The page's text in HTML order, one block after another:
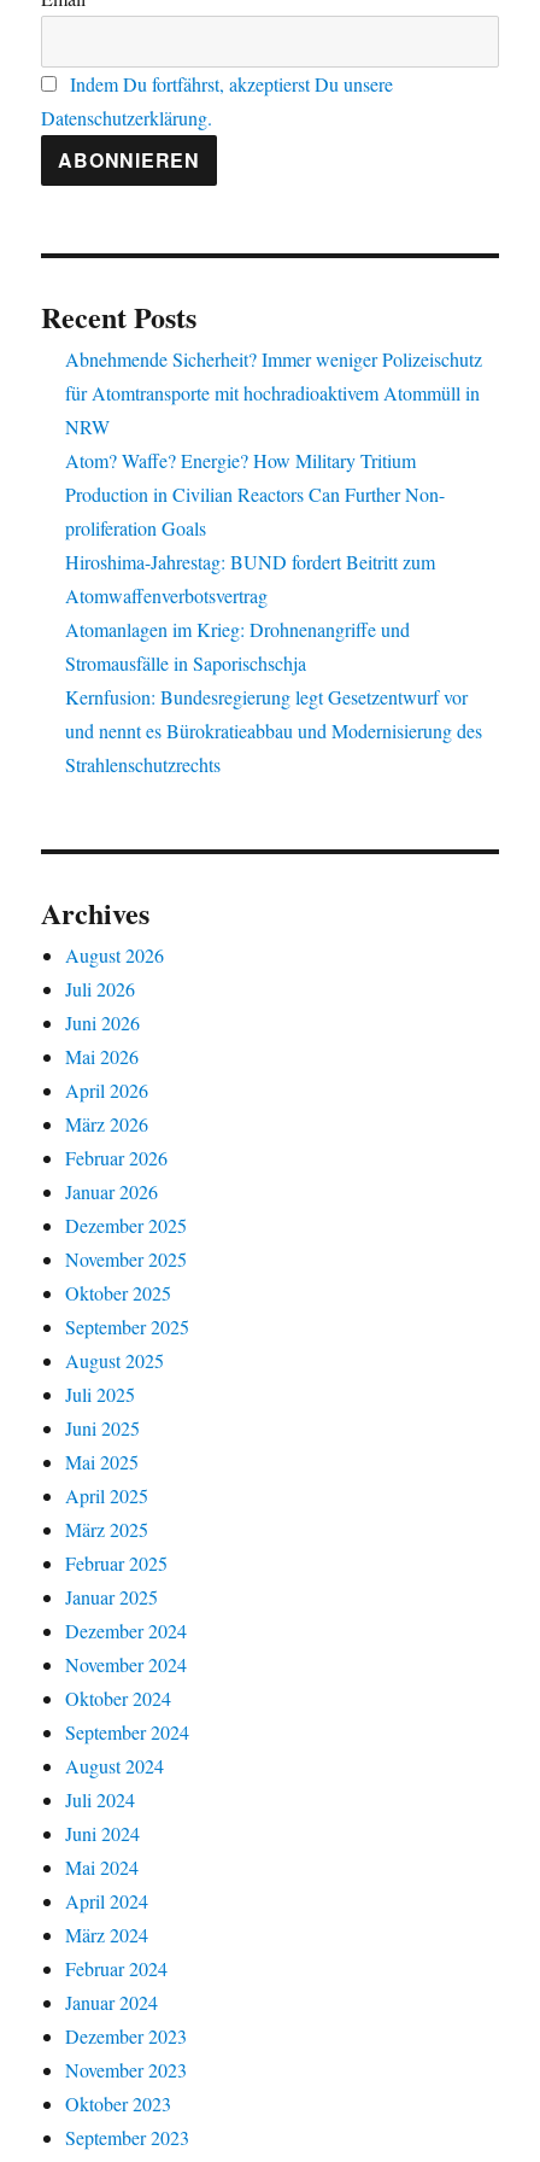
Indem Du fortfährst, akzeptierst Du unsere
Datenschutzerklärung.
Recent Posts
Abnehmende Sicherheit? Immer weniger Polizeischutz
für Atomtransporte mit hochradioaktivem Atommüll in
NRW
Atom? Waffe? Energie? How Military Tritium
Production in Civilian Reactors Can Further Non-
proliferation Goals
Hiroshima-Jahrestag: BUND fordert Beitritt zum
Atomwaffenverbotsvertrag
Atomanlagen im Krieg: Drohnenangriffe und
Stromausfälle in Saporischschja
Kernfusion: Bundesregierung legt Gesetzentwurf vor
und nennt es Bürokratieabbau und Modernisierung des
Strahlenschutzrechts
Archives
August 2026
Juli 2026
Juni 2026
Mai 2026
April 2026
März 2026
Februar 2026
Januar 2026
Dezember 2025
November 2025
Oktober 2025
September 2025
August 2025
Juli 2025
Juni 2025
Mai 2025
April 2025
März 2025
Februar 2025
Januar 2025
Dezember 2024
November 2024
Oktober 2024
September 2024
August 2024
Juli 2024
Juni 2024
Mai 2024
April 2024
März 2024
Februar 2024
Januar 2024
Dezember 2023
November 2023
Oktober 2023
September 2023